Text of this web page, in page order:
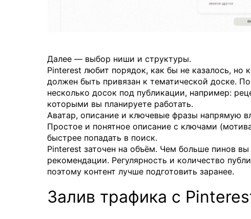
Далее — выбор ниши и структуры.
Pinterest любит порядок, как бы не казалось, но
должен быть привязан к тематической доске.
несколько досок под публикации, например:
которыми вы планируете работать.
Аватар, описание и ключевые фразы напрямую
Простое и понятное описание с ключами
быстрее попадать в поиск.
Pinterest заточен на объём. Чем больше пинов
рекомендации. Регулярность и количество
поэтому контент лучше подготовить заранее.
Залив трафика с